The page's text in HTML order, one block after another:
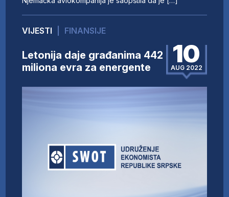
VIJESTI FINANSIJE
Letonija daje građanima 442
miliona evra za energente
10
AUG 2022